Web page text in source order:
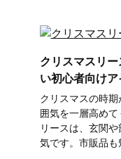
クリスマスリ
い初心者向けア
クリスマスの時
囲気を一層高め
リースは、玄関
気です。市販品